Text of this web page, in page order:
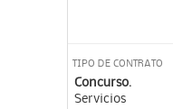
TIPO DE CONTRATO
Concurso.
Servicios